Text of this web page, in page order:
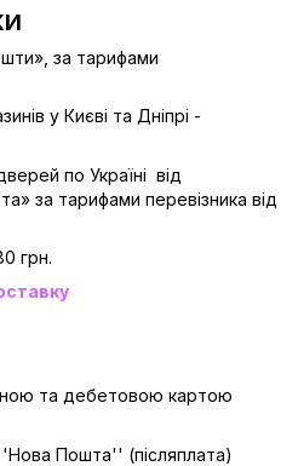
за тарифами
у Києві та Дніпрі -
по Україні від
за тарифами перевізника від
грн.
та дебетовою картою
Пошта'' (післяплата)